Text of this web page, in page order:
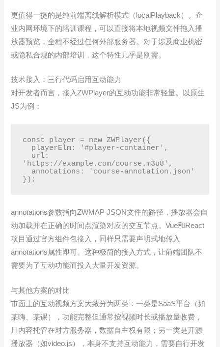
更值得一提的是纯前端离线解析模式（localPlayback）。企
业内网环境下的培训课程，可以直接将本地视频文件拖入播
放器预览，全程不经过任何外部服务器。对于涉及商业机密
或隐私合规的内部培训，这个特性几乎是刚需。
技术接入：三行代码启用互动能力
对开发者而言，接入ZWPlayer的互动功能非常轻量。以原生
JS为例：
const player = new ZWPlayer({
'https://example.com/course.m3u8',
});
annotations参数指向ZWMAP JSON文件的路径，播放器会自
动加载并在正确的时间点渲染对应的交互节点。Vue和React
项目通过官方组件包接入，同样只需要声明式地传入
annotations属性即可。这种极简的接入方式，让前端团队不
需要为了互动功能而投入大量开发资源。
与其他方案的对比
市面上的互动视频方案大致分为两类：一类是SaaS平台（如
某嗨、某课），功能完整但通常按视频时长或播放量收费，
且内容托管在对方服务器，数据自主权有限；另一类是开源
播放器（如video.js），本身不支持互动能力，需要自行开发